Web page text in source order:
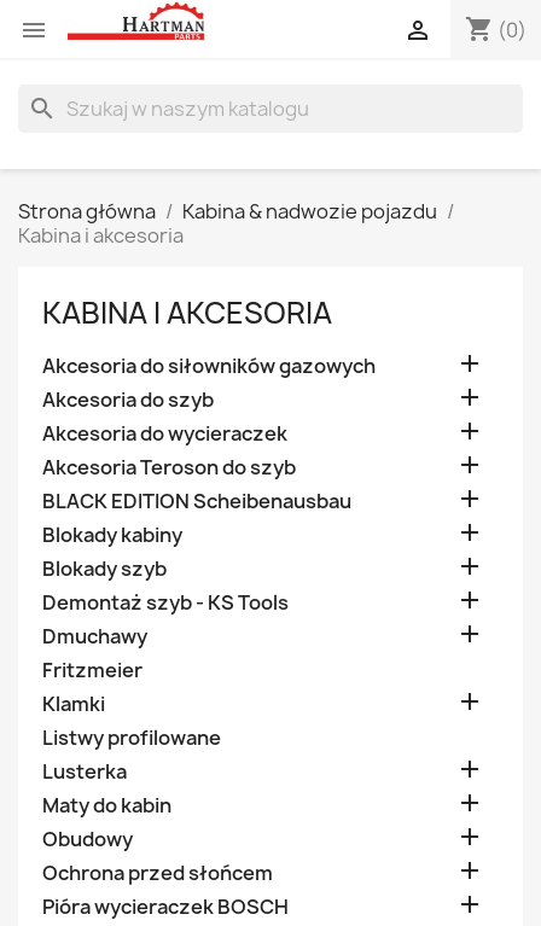
 shopping_cart (0)

search
Strona główna
Kabina & nadwozie pojazdu
Kabina i akcesoria
KABINA I AKCESORIA
Akcesoria do siłowników gazowych 
Akcesoria do szyb 
Akcesoria do wycieraczek 
Akcesoria Teroson do szyb 
BLACK EDITION Scheibenausbau 
Blokady kabiny 
Blokady szyb 
Demontaż szyb - KS Tools 
Dmuchawy 
Fritzmeier
Klamki

Listwy profilowane
Lusterka

Maty do kabin 
Obudowy 
Ochrona przed słońcem 
Pióra wycieraczek BOSCH 